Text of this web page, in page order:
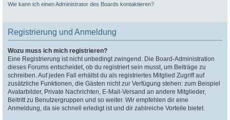
Wie kann ich einen Administrator des Boards kontaktieren?
Registrierung und Anmeldung
Wozu muss ich mich registrieren?
Eine Registrierung ist nicht unbedingt zwingend. Die Board-Administration
dieses Forums entscheidet, ob du registriert sein musst, um Beiträge zu
schreiben. Auf jeden Fall erhältst du als registriertes Mitglied Zugriff auf
zusätzliche Funktionen, die Gästen nicht zur Verfügung stehen: zum Beispiel
Avatarbilder, Private Nachrichten, E-Mail-Versand an andere Mitglieder,
Beitritt zu Benutzergruppen und so weiter. Wir empfehlen dir eine
Anmeldung, da sie schnell erledigt ist und dir zahlreiche Vorteile bietet.